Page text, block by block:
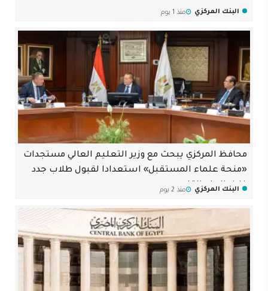
البنك المركزي منذ 1 يوم
محافظ المركزي يبحث مع وزير التعليم العالي مستجدات
«منحة علماء المستقبل» استعدادا لقبول طلاب جدد
خلال العام القادم
البنك المركزي منذ 2 يوم